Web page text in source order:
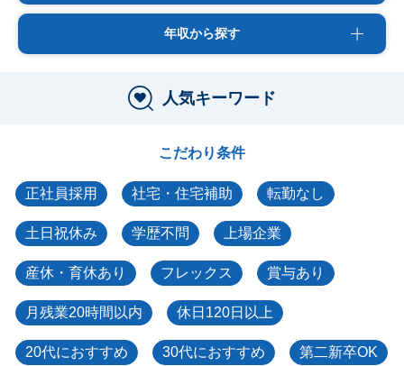
年収から探す
人気キーワード
こだわり条件
正社員採用 社宅・住宅補助 転勤なし
土日祝休み 学歴不問 上場企業
産休・育休あり フレックス 賞与あり
月残業20時間以内 休日120日以上
20代におすすめ 30代におすすめ 第二新卒OK